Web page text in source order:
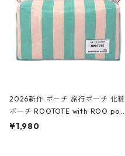
ーガンディー、オフホワイト
2026新作 ポーチ 旅行ポーチ 化粧
ポーチ ROOTOTE with ROO pou
ch 3532 ルートート WR.ポーチ.ラ
¥1,980